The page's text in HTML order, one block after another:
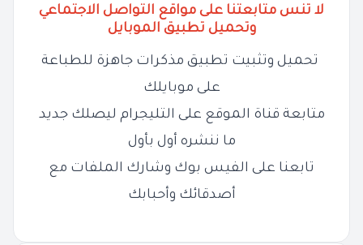
لا تنس متابعتنا على مواقع التواصل الاجتماعي
وتحميل تطبيق الموبايل
تحميل وتثبيت تطبيق مذكرات جاهزة للطباعة
على موبايلك
متابعة قناة الموقع على التليجرام ليصلك جديد
ما ننشره أول بأول
تابعنا على الفيس بوك وشارك الملفات مع
أصدقائك وأحبابك